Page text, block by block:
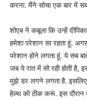
करना. मैंने सोचा एक बार में
शोएब ने कबूला कि उन्हें
हमेशा परेशान सा रहता हूं. अगर
परेशान होने लगता हूं. ये सब
जब ये रात में सो रही होती है,
मुझे डर लगने लगता है.
हेल्थ को ठीक करूं. इस